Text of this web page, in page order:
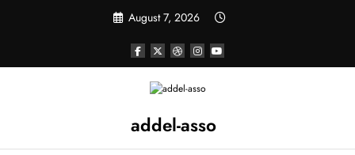
August 7, 2026
addel-asso